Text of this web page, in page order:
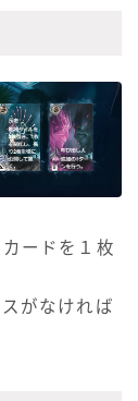
ードを１枚
がなければ